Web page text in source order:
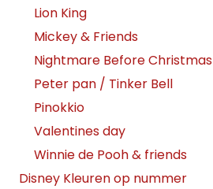
Lion King
Mickey & Friends
Nightmare Before Christmas
Peter pan / Tinker Bell
Pinokkio
Valentines day
Winnie de Pooh & friends
Disney Kleuren op nummer